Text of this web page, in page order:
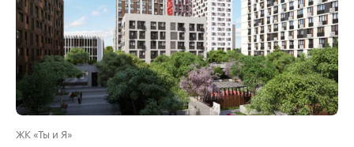
ЖК «Ты и Я»